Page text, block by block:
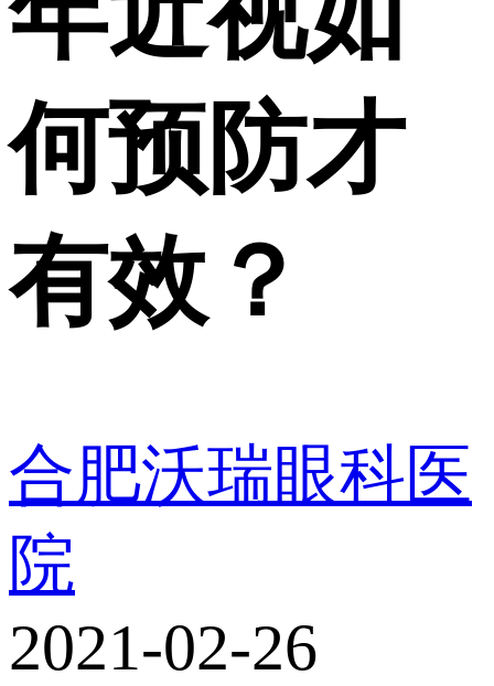
何预防才
有效？
合肥沃瑞眼科医
院
2021-02-26